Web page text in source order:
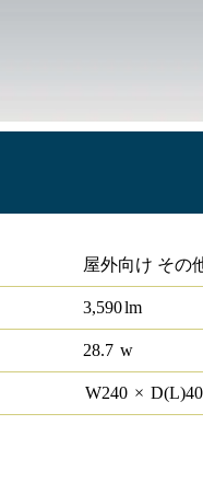
屋外向け その
3,590lm
28.7 w
W240 × D(L)